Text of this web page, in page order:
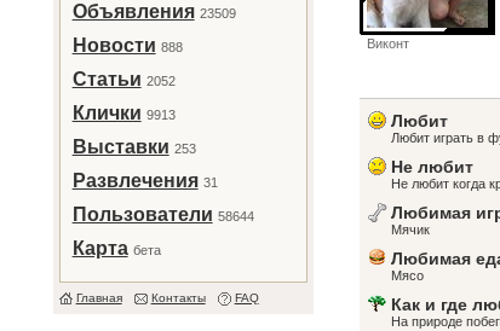
Объявления 23509
Новости 888
Статьи 2052
Клички 9913
Выставки 253
Развлечения 31
Пользователи 58644
Карта бета
Главная Контакты FAQ
Виконт
Любит
Любит играть в
Не любит
Не любит когда
Любимая
Мячик
Любимая
Мясо
Как и где
На природе